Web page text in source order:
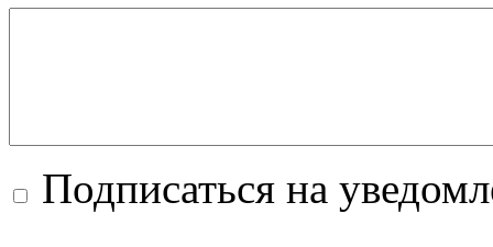
Подписаться на